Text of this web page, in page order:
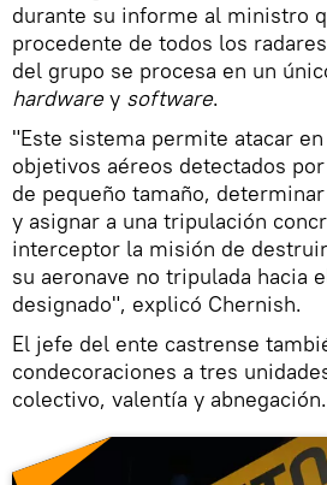
durante su informe al ministro
procedente de todos los
del grupo se procesa en un
hardwarey software.
"Este sistema permite atacar
objetivos aéreos detectados
de pequeño tamaño,
y asignar a una tripulación
interceptor la misión de
su aeronave no tripulada hacia
designado", explicó Chernish.
El jefe del ente castrense
condecoraciones a tres
colectivo, valentía y abnegación.